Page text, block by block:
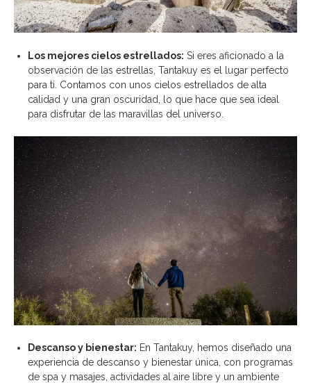
Los mejores cielos estrellados: Si eres aficionado a la
observación de las estrellas, Tantakuy es el lugar perfecto
para ti. Contamos con unos cielos estrellados de alta
calidad y una gran oscuridad, lo que hace que sea ideal
para disfrutar de las maravillas del universo.
Descanso y bienestar: En Tantakuy, hemos diseñado una
experiencia de descanso y bienestar única, con programas
de spa y masajes, actividades al aire libre y un ambiente